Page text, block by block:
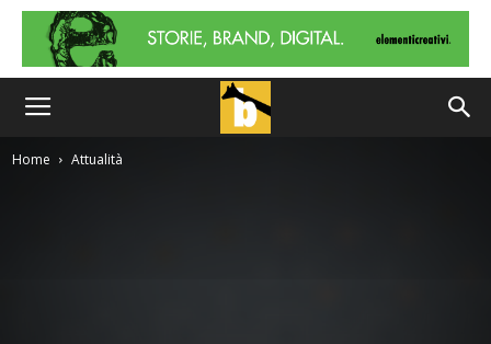
Home Attualità